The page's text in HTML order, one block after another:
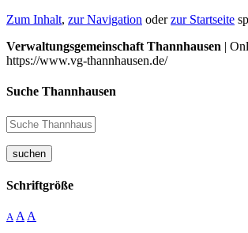
Zum Inhalt, zur Navigation oderzur Startseite
Verwaltungsgemeinschaft Thannhausen |
https://www.vg-thannhausen.de/
Suche Thannhausen
suchen
Schriftgröße
A A A